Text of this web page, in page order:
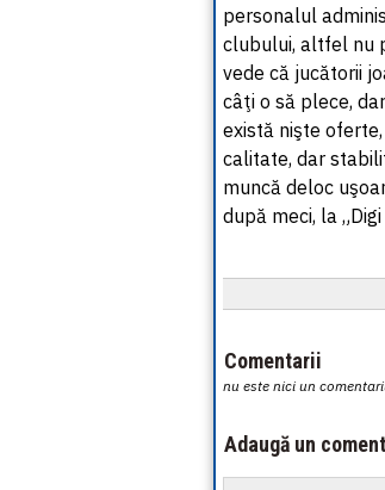
personalul
clubului, altfel nu
vede că jucătorii
câţi o să plece,
există nişte
calitate, dar
muncă deloc
după meci, la
Comentarii
nu este nici un
Adaugă un